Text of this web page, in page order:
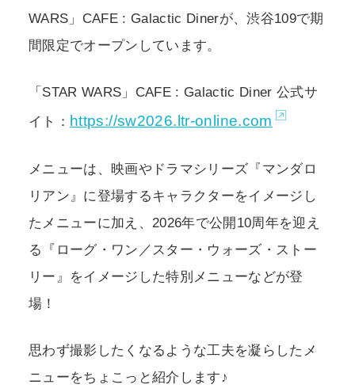
WARS」CAFE : Galactic Dinerが、渋谷109で期
間限定でオープンしています。
「STAR WARS」CAFE : Galactic Diner 公式サ
イト： https://sw2026.ltr-online.com
メニューは、映画やドラマシリーズ『マンダロ
リアン』に登場するキャラクターをイメージし
たメニューに加え、2026年で公開10周年を迎え
る『ローグ・ワン／スター・ウォーズ・ストー
リー』をイメージした特別メニューなどが登
場！
思わず撮影したくなるような工夫を凝らしたメ
ニューをちょこっと紹介します♪